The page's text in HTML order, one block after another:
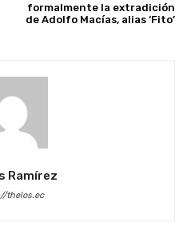
formalmente la extradición
de Adolfo Macías, alias ‘Fito’
Ramírez
thelos.ec